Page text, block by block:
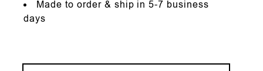
Made to order & ship in 5-7 business
days